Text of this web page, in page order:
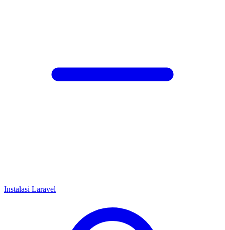
Instalasi Laravel